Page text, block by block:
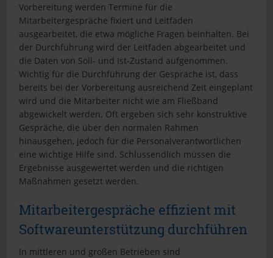
Vorbereitung werden Termine für die
Mitarbeitergespräche fixiert und Leitfäden
ausgearbeitet, die etwa mögliche Fragen beinhalten. Bei
der Durchführung wird der Leitfaden abgearbeitet und
die Daten von Soll- und Ist-Zustand aufgenommen.
Wichtig für die Durchführung der Gespräche ist, dass
bereits bei der Vorbereitung ausreichend Zeit eingeplant
wird und die Mitarbeiter nicht wie am Fließband
abgewickelt werden. Oft ergeben sich sehr konstruktive
Gespräche, die über den normalen Rahmen
hinausgehen, jedoch für die Personalverantwortlichen
eine wichtige Hilfe sind. Schlussendlich müssen die
Ergebnisse ausgewertet werden und die richtigen
Maßnahmen gesetzt werden.
Mitarbeitergespräche effizient mit
Softwareunterstützung durchführen
In mittleren und großen Betrieben sind